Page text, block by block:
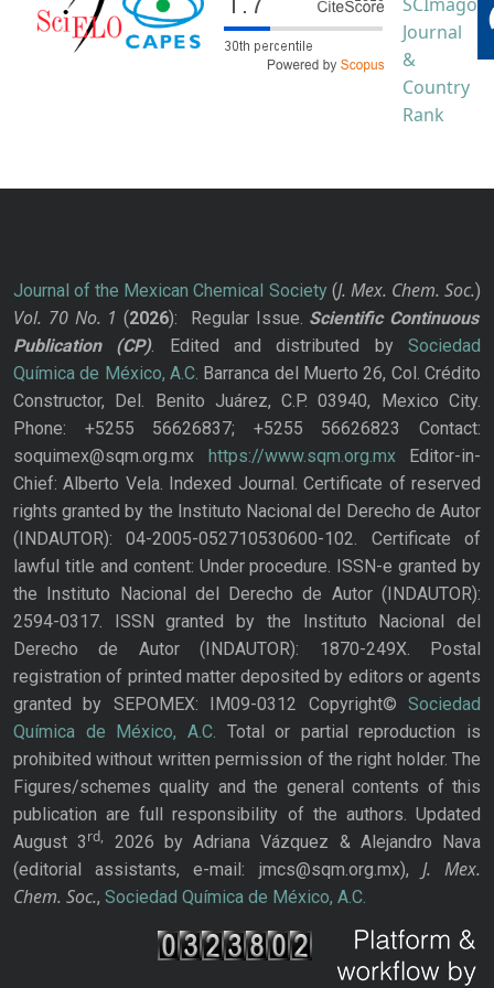
Journal of the Mexican Chemical Society(J. Mex. Chem. Soc.)
Vol. 70 No. 1 (2026): Regular Issue. Scientific Continuous
Publication
(CP). Edited and distributed bySociedad
Química de México, A.C. Barranca del Muerto 26, Col. Crédito
Constructor, Del. Benito Juárez, C.P. 03940, Mexico City.
Phone: +5255 56626837; +5255 56626823 Contact:
soquimex@sqm.org.mx
https://www.sqm.org.mxEditor-in-
Chief: Alberto Vela. Indexed Journal. Certificate of reserved
rights granted by the Instituto Nacional del Derecho de Autor
(INDAUTOR): 04-2005-052710530600-102. Certificate of
lawful title and content: Under procedure. ISSN-e granted by
the Instituto Nacional del Derecho de Autor (INDAUTOR):
2594-0317. ISSN granted by the Instituto Nacional del
Derecho de Autor (INDAUTOR): 1870-249X. Postal
registration of printed matter deposited by editors or agents
granted by SEPOMEX: IM09-0312 Copyright© Sociedad
Química de México, A.C. Total or partial reproduction is
prohibited without written permission of the right holder. The
Figures/schemes quality and the general contents of this
publication are full responsibility of the authors. Updated
August 3rd,
2026 by Adriana Vázquez & Alejandro Nava
(editorial assistants, e-mail: jmcs@sqm.org.mx), J. Mex.
Chem. Soc., Sociedad Química de México, A.C.